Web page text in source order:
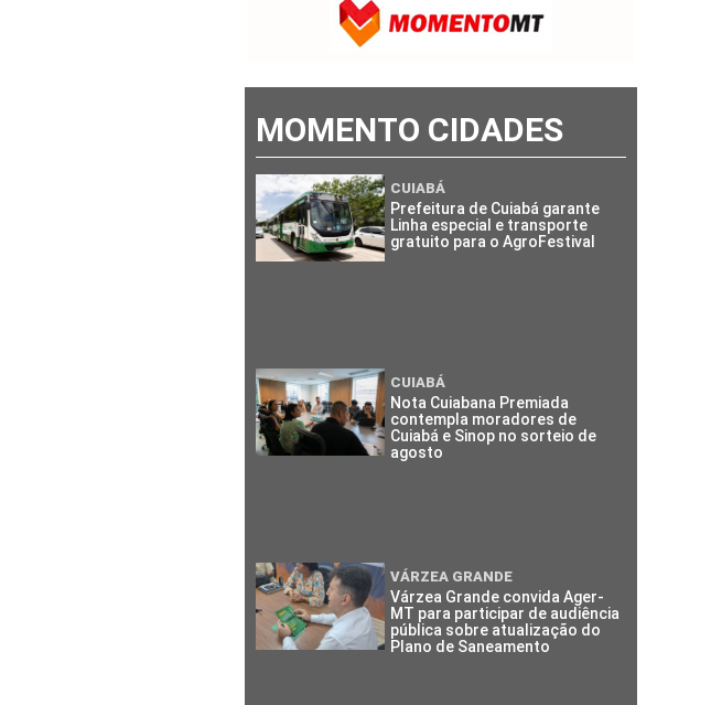
MOMENTO CIDADES
CUIABÁ
Prefeitura de Cuiabá garante
Linha especial e transporte
gratuito para o AgroFestival
CUIABÁ
Nota Cuiabana Premiada
contempla moradores de
Cuiabá e Sinop no sorteio de
agosto
VÁRZEA GRANDE
Várzea Grande convida Ager-
MT para participar de audiência
pública sobre atualização do
Plano de Saneamento